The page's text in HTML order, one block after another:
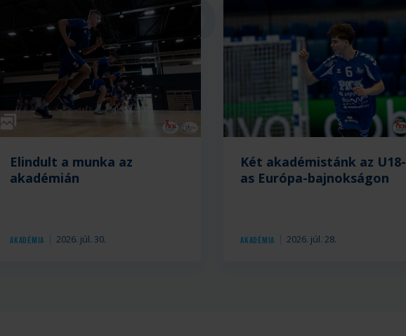
Galéria
Akadémia 2026. júl. 30.
Elindult a munka az
akadémián
Akadémia 2026. júl. 28.
Két akadémistánk az U18-
as Európa-bajnokságon